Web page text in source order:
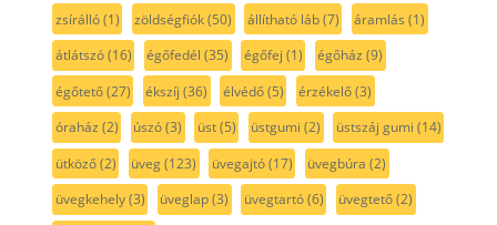
zsírálló(1) zöldségfiók(50) állítható láb(7) áramlás (1)
átlátszó(16) égőfedél (35) égőfej (1) égőház (9)
égőtető(27) ékszíj (36) élvédő(5) érzékelő(3)
óraház (2) úszó(3) üst(5) üstgumi (2) üstszáj gumi (14)
ütköző(2) üveg(123) üvegajtó(17) üvegbúra (2)
üvegkehely(3) üveglap(3) üvegtartó(6) üvegtető(2)